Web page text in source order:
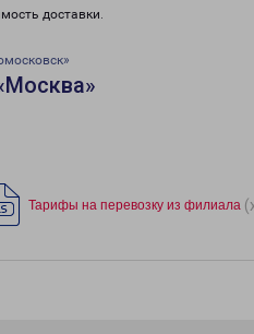
доставки.
Тарифы на перевозку из филиала